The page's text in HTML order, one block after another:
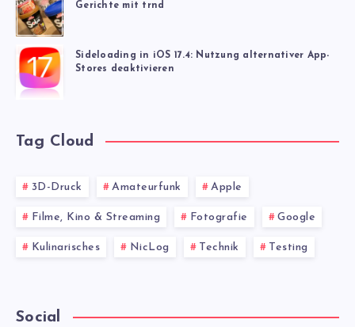
Gerichte mit trnd
Sideloading in iOS 17.4: Nutzung alternativer App-
Stores deaktivieren
Tag Cloud
3D-Druck Amateurfunk Apple
Filme, Kino & Streaming Fotografie Google
Kulinarisches NicLog Technik Testing
Social